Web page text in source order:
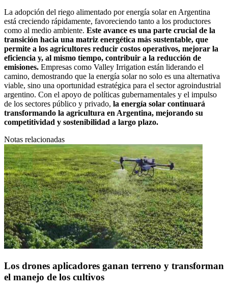
La adopción del riego alimentado por energía solar en Argentina
está creciendo rápidamente, favoreciendo tanto a los productores
como al medio ambiente. Este avance es una parte crucial de la
transición hacia una matriz energética más sustentable, que
permite a los agricultores reducir costos operativos, mejorar la
eficiencia y, al mismo tiempo, contribuir a la reducción de
emisiones. Empresas como Valley Irrigation están liderando el
camino, demostrando que la energía solar no solo es una alternativa
viable, sino una oportunidad estratégica para el sector agroindustrial
argentino. Con el apoyo de políticas gubernamentales y el impulso
de los sectores público y privado, la energía solar continuará
transformando la agricultura en Argentina, mejorando su
competitividad y sostenibilidad a largo plazo.
Notas relacionadas
Los drones aplicadores ganan terreno y transforman
el manejo de los cultivos